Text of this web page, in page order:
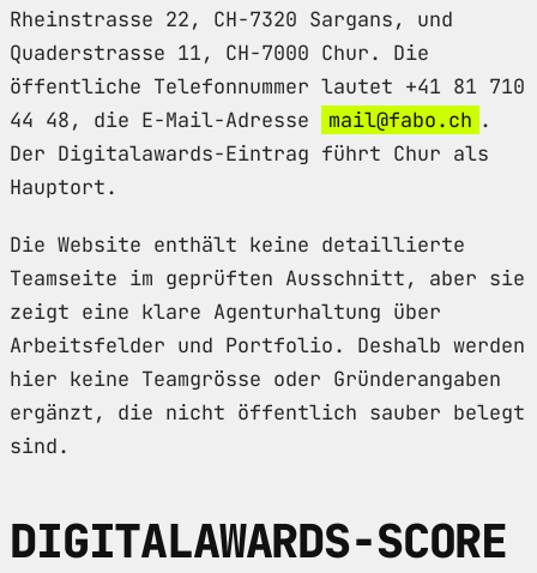
Rheinstrasse 22, CH-7320 Sargans, und
Quaderstrasse 11, CH-7000 Chur. Die
öffentliche Telefonnummer lautet +41 81 710
44 48, die E-Mail-Adresse
mail@fabo.ch .
Der Digitalawards-Eintrag führt Chur als
Hauptort.
Die Website enthält keine detaillierte
Teamseite im geprüften Ausschnitt, aber sie
zeigt eine klare Agenturhaltung über
Arbeitsfelder und Portfolio. Deshalb werden
hier keine Teamgrösse oder Gründerangaben
ergänzt, die nicht öffentlich sauber belegt
sind.
DIGITALAWARDS-SCORE